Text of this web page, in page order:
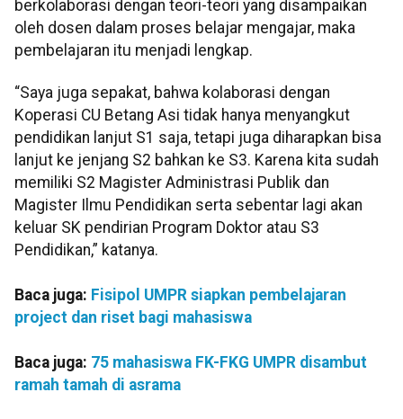
berkolaborasi dengan teori-teori yang disampaikan
oleh dosen dalam proses belajar mengajar, maka
pembelajaran itu menjadi lengkap.
“Saya juga sepakat, bahwa kolaborasi dengan
Koperasi CU Betang Asi tidak hanya menyangkut
pendidikan lanjut S1 saja, tetapi juga diharapkan bisa
lanjut ke jenjang S2 bahkan ke S3. Karena kita sudah
memiliki S2 Magister Administrasi Publik dan
Magister Ilmu Pendidikan serta sebentar lagi akan
keluar SK pendirian Program Doktor atau S3
Pendidikan,” katanya.
Baca juga: Fisipol UMPR siapkan pembelajaran
project dan riset bagi mahasiswa
Baca juga: 75 mahasiswa FK-FKG UMPR disambut
ramah tamah di asrama